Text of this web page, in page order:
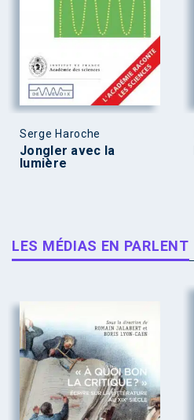
Serge Haroche
Jongler avec la
lumière
LES MÉDIAS EN PARLENT